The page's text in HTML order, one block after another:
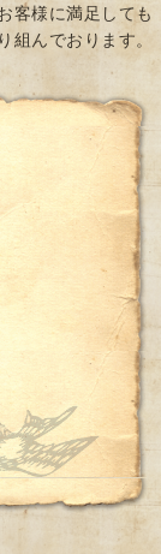
客様に満足しても
組んでおります。